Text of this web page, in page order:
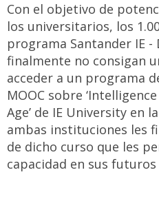
Con el objetivo de
los universitarios, los
programa Santander IE -
finalmente no consigan
acceder a un programa
MOOC sobre
Age’ de IE University en
ambas instituciones les
de dicho curso que les
capacidad en sus